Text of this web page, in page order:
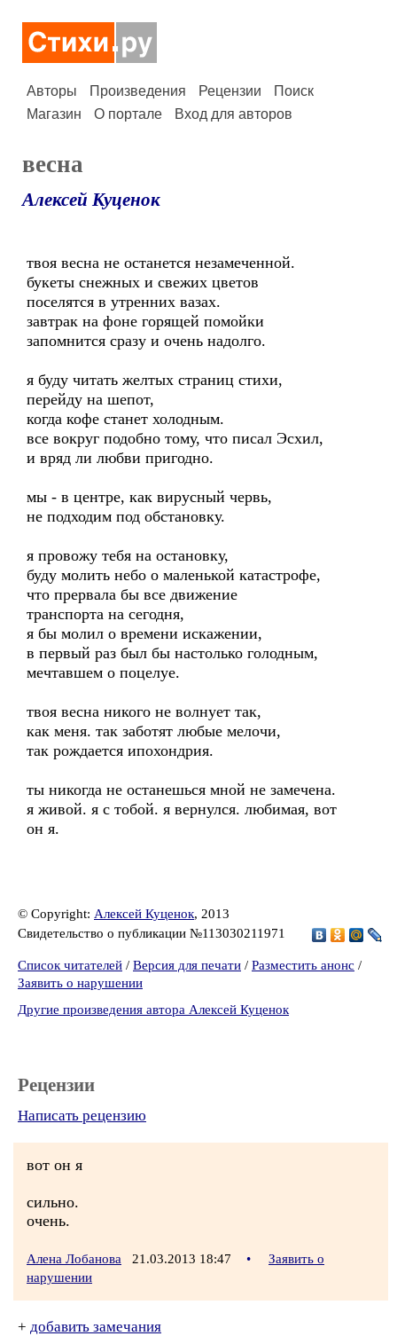
Авторы Произведения Рецензии
Поиск
Магазин
О портале Вход для авторов
весна
Алексей Куценок
твоя весна не останется незамеченной.
букеты снежных и свежих цветов
поселятся в утренних вазах.
завтрак на фоне горящей помойки
запомнится сразу и очень надолго.
я буду читать желтых страниц стихи,
перейду на шепот,
когда кофе станет холодным.
все вокруг подобно тому, что писал Эсхил,
и вряд ли любви пригодно.
мы - в центре, как вирусный червь,
не подходим под обстановку.
я провожу тебя на остановку,
буду молить небо о маленькой катастрофе,
что прервала бы все движение
транспорта на сегодня,
я бы молил о времени искажении,
в первый раз был бы настолько голодным,
мечтавшем о поцелуе.
твоя весна никого не волнует так,
как меня. так заботят любые мелочи,
так рождается ипохондрия.
ты никогда не останешься мной не замечена.
я живой. я с тобой. я вернулся. любимая, вот
он я.
© Copyright: Алексей Куценок, 2013
Свидетельство о публикации №113030211971
Список читателей / Версия для печати / Разместить анонс /
Заявить о нарушении
Другие произведения автора Алексей Куценок
Рецензии
Написать рецензию
вот он я
сильно.
очень.
Алена Лобанова 21.03.2013 18:47 •
Заявить о
нарушении
+ добавить замечания